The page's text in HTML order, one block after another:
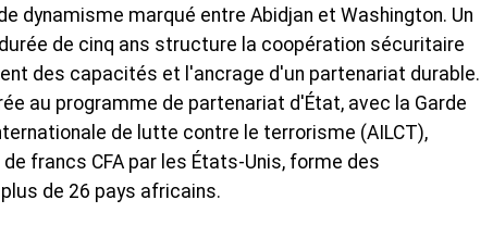
dynamisme marqué entre Abidjan et Washington. Un
de cinq ans structure la coopération sécuritaire
des capacités et l'ancrage d'un partenariat durable.
au programme de partenariat d'État, avec la Garde
de lutte contre le terrorisme (AILCT),
francs CFA par les États-Unis, forme des
de 26 pays africains.